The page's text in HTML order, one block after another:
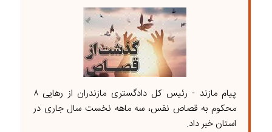
پیام مازند - رئیس کل دادگستری مازندران از رهایی ۸
محکوم به قصاص نفس، سه ماهه نخست سال جاری در
استان خبر داد.